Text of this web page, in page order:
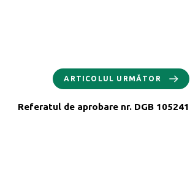
ARTICOLUL URMĂTOR
Referatul de aprobare nr. DGB 105241